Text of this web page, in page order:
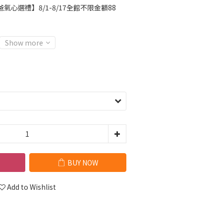
氣心選禮】8/1-8/17全館不限金額88
Show more
BUY NOW
Add to Wishlist